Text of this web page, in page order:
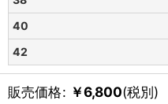
40
42
販売価格: ￥6,800(税別)